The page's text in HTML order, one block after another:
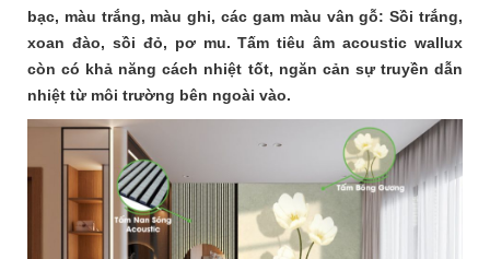
bạc, màu trắng, màu ghi, các gam màu vân gỗ: Sồi trắng,
xoan đào, sồi đỏ, pơ mu. Tấm tiêu âm acoustic wallux
còn có khả năng cách nhiệt tốt, ngăn cản sự truyền dẫn
nhiệt từ môi trường bên ngoài vào.